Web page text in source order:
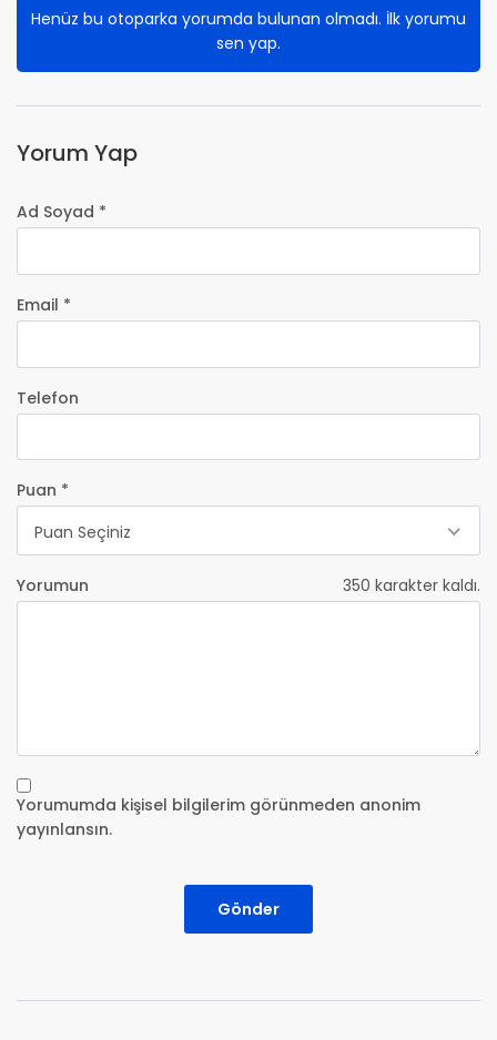
Henüz bu otoparka yorumda bulunan olmadı. İlk yorumu
sen yap.
Yorum Yap
Ad Soyad *
Email *
Telefon
Puan *
Puan Seçiniz
Yorumun 350 karakter kaldı.
Yorumumda kişisel bilgilerim görünmeden anonim
yayınlansın.
Gönder